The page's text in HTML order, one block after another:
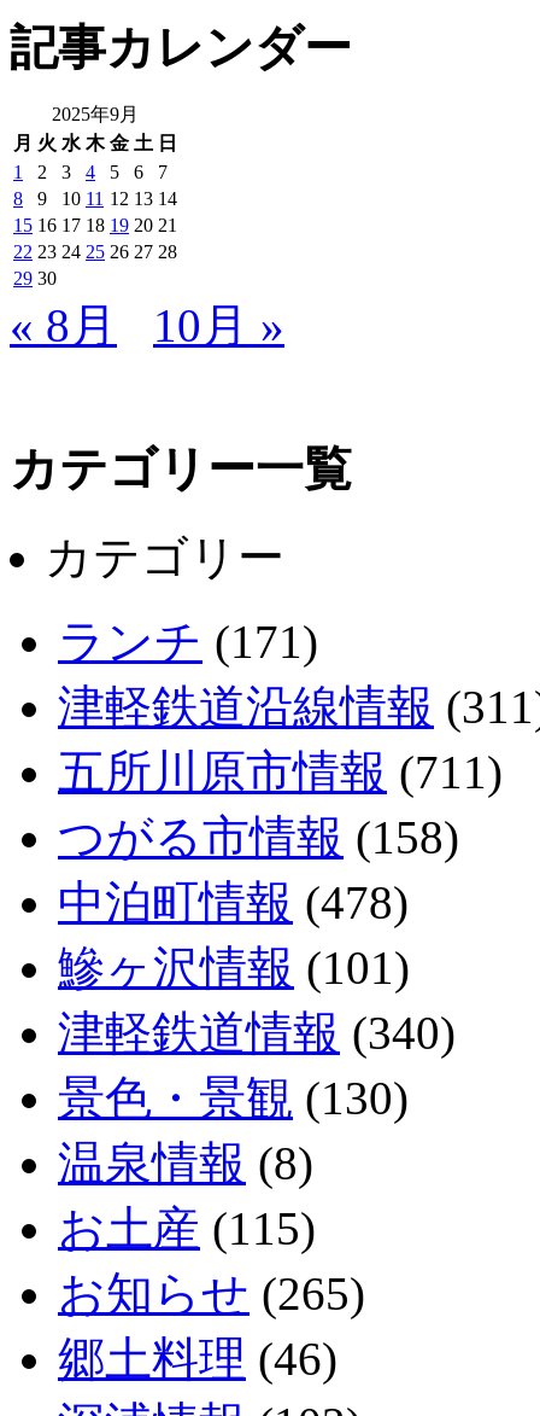
ト
内
検
記事カレンダー
2025年9月
月 火 水 木 金 土 日
1
2 3 4 5 6
7
8
9 10 11 12 13 14
15 16 17 18 19 20 21
22 23 24 25 26 27 28
29 30
« 8月 10月 »
カテゴリー一覧
カテゴリー
ランチ (171)
津軽鉄道沿線情報
五所川原市情報 (711)
つがる市情報 (158)
中泊町情報 (478)
鰺ヶ沢情報 (101)
津軽鉄道情報 (340)
景色・景観 (130)
温泉情報 (8)
お土産 (115)
お知らせ (265)
郷土料理 (46)